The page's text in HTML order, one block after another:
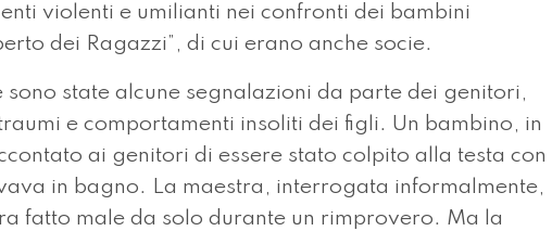
violenti e umilianti nei confronti dei bambini
dei Ragazzi”, di cui erano anche socie.
sono state alcune segnalazioni da parte dei genitori,
e comportamenti insoliti dei figli. Un bambino, in
ai genitori di essere stato colpito alla testa con
in bagno. La maestra, interrogata informalmente,
fatto male da solo durante un rimprovero. Ma la